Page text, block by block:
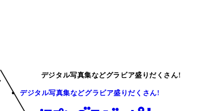
デジタル写真集などグラビア盛りだくさん!
デジタル写真集などグラビア盛りだくさん!